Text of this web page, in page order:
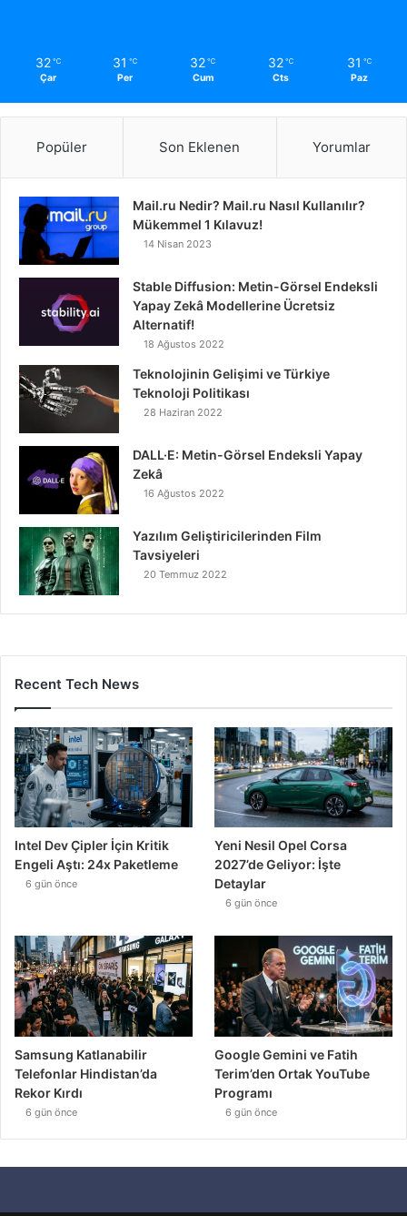
32 ℃
Çar
31 ℃
Per
32 ℃
Cum
32 ℃
Cts
31 ℃
Paz
Popüler Son Eklenen Yorumlar
Mail.ru Nedir? Mail.ru Nasıl Kullanılır?
Mükemmel 1 Kılavuz!
14 Nisan 2023
Stable Diffusion: Metin-Görsel Endeksli
Yapay Zekâ Modellerine Ücretsiz
Alternatif!
18 Ağustos 2022
Teknolojinin Gelişimi ve Türkiye
Teknoloji Politikası
28 Haziran 2022
DALL·E: Metin-Görsel Endeksli Yapay
Zekâ
16 Ağustos 2022
Yazılım Geliştiricilerinden Film
Tavsiyeleri
20 Temmuz 2022
Recent Tech News
Intel Dev Çipler İçin Kritik
Engeli Aştı: 24x Paketleme
6 gün önce
Yeni Nesil Opel Corsa
2027’de Geliyor: İşte
Detaylar
6 gün önce
Samsung Katlanabilir
Telefonlar Hindistan’da
Rekor Kırdı
6 gün önce
Google Gemini ve Fatih
Terim’den Ortak YouTube
Programı
6 gün önce